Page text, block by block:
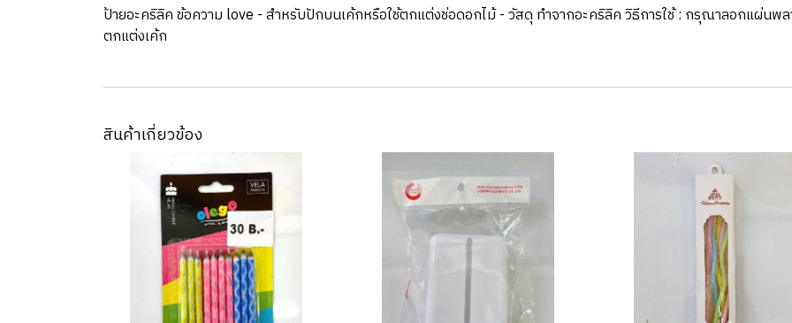
ป้ายอะคริลิค ข้อความ love - สำหรับปักบนเค้กหรือใช้ตกแต่งช่อดอกไม้ - วัสดุ​ ทำจากอะคริลิค วิธีการใช้ : กรุ​ณาลอกแผ่นพ
ตกแต่งเค้ก
สินค้าเกี่ยวข้อง